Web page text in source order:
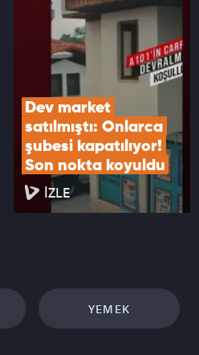
Dev market
satılmıştı: Onlarca
şubesi kapatılıyor!
Son nokta koyuldu
İZLE
YEMEK